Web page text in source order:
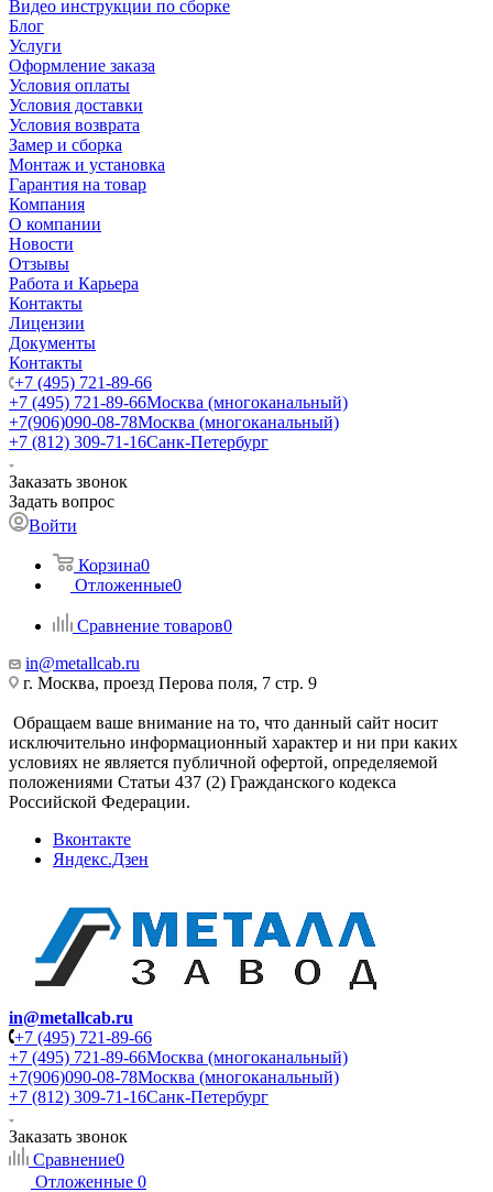
Видео инструкции по сборке
Блог
Услуги
Оформление заказа
Условия оплаты
Условия доставки
Условия возврата
Замер и сборка
Монтаж и установка
Гарантия на товар
Компания
О компании
Новости
Отзывы
Работа и Карьера
Контакты
Лицензии
Документы
Контакты
+7 (495) 721-89-66
+7 (495) 721-89-66Москва (многоканальный)
+7(906)090-08-78Москва (многоканальный)
+7 (812) 309-71-16Санк-Петербург
Заказать звонок
Задать вопрос
Войти
Корзина0
Отложенные0
Сравнение товаров0
in@metallcab.ru
г. Москва, проезд Перова поля, 7 стр. 9
Обращаем ваше внимание на то, что данный сайт носит
исключительно информационный характер и ни при каких
условиях не является публичной офертой, определяемой
положениями Статьи 437 (2) Гражданского кодекса
Российской Федерации.
Вконтакте
Яндекс.Дзен
in@metallcab.ru
+7 (495) 721-89-66
+7 (495) 721-89-66Москва (многоканальный)
+7(906)090-08-78Москва (многоканальный)
+7 (812) 309-71-16Санк-Петербург
Заказать звонок
Сравнение0
Отложенные 0